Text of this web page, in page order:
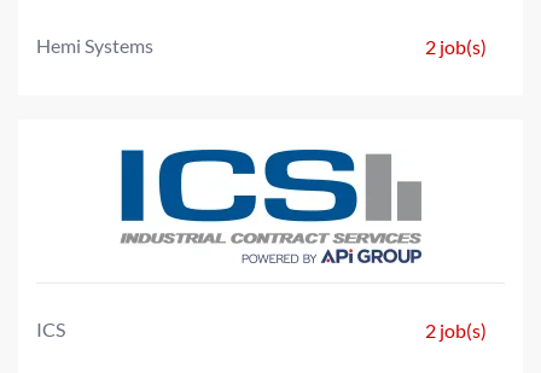
Hemi Systems 2 job(s)
ICS 2 job(s)